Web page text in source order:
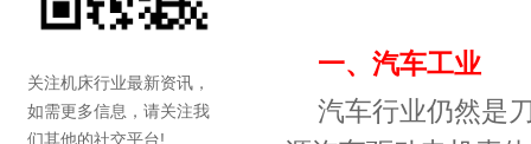
关注机床行业最新资讯，
如需更多信息，请关注我
们其他的社交平台!
一、汽车工业
汽车行业仍然是